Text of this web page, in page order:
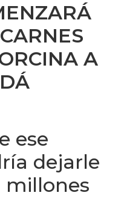
A
ese
dejarle
millones